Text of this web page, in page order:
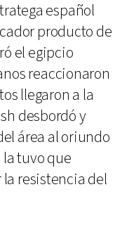
español
producto de
el egipcio
reaccionaron
llegaron a la
desbordó y
área al oriundo
tuvo que
resistencia del